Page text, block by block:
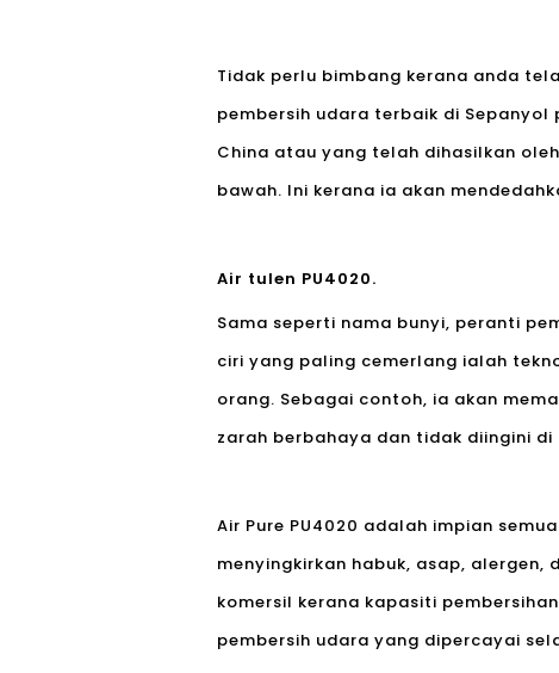
Tidak perlu bimbang kerana anda
pembersih udara terbaik di Sepanyol
China atau yang telah dihasilkan
bawah. Ini kerana ia akan
Air tulen PU4020.
Sama seperti nama bunyi, peranti
ciri yang paling cemerlang ialah
orang. Sebagai contoh, ia akan
zarah berbahaya dan tidak diingini di
Air Pure PU4020 adalah impian
menyingkirkan habuk, asap,
komersil kerana kapasiti
pembersih udara yang dipercayai